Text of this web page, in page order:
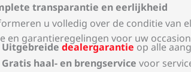
transparantie en eerlijkheid
u volledig over de conditie van
en garantieregelingen voor uw occasion
Uitgebreide dealergarantie op alle
Gratis haal- en brengservice voor